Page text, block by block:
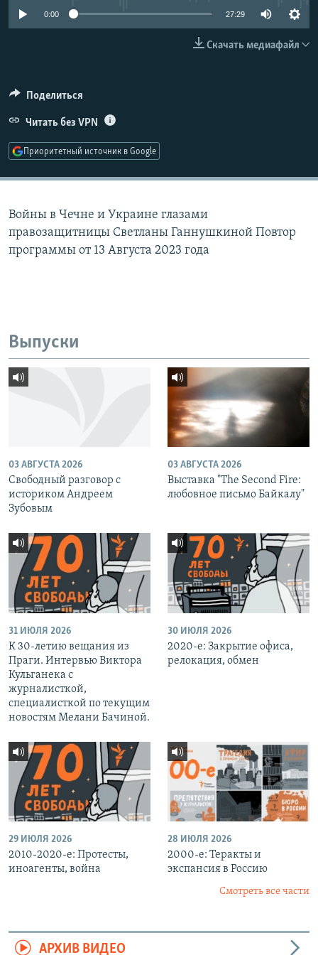
РАСПИСАНИЕ ВЕЩАНИЯ
0:00 27:29
Скачать медиафайл
Поделиться
Читать без VPN
Приоритетный источник в Google
Войны в Чечне и Украине глазами
правозащитницы Светланы Ганнушкиной Повтор
программы от 13 Августа 2023 года
Выпуски
03 АВГУСТА 2026
Свободный разговор с
историком Андреем
Зубовым
03 АВГУСТА 2026
Выставка "The Second Fire:
любовное письмо Байкалу"
31 ИЮЛЯ 2026
К 30-летию вещания из
Праги. Интервью Виктора
Кульганека с
журналисткой,
специалисткой по текущим
новостям Мелани Бачиной.
30 ИЮЛЯ 2026
2020-е: Закрытие офиса,
релокация, обмен
29 ИЮЛЯ 2026
2010-2020-е: Протесты,
иноагенты, война
28 ИЮЛЯ 2026
2000-е: Теракты и
экспансия в Россию
Смотреть все части
АРХИВ ВИДЕО